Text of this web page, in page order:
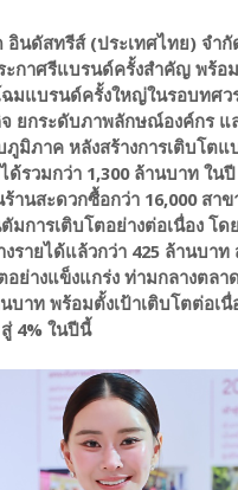
นดัสทรีส์ (ประเทศไทย) จำกั
ะกาศรีแบรนด์ครั้งสำคัญ พร้อ
มแบรนด์ครั้งใหญ่ในรอบทศว
ยกระดับภาพลักษณ์องค์กร แ
มิภาค หลังสร้างการเติบโตแ
ด้รวมกว่า 1,300 ล้านบาท ใน
านสะดวกซื้อกว่า 16,000 สา
มการเติบโตอย่างต่อเนื่อง โ
งรายได้แล้วกว่า 425 ล้านบา
ย่างแข็งแกร่ง ท่ามกลางตลา
นบาท พร้อมตั้งเป้าเติบโตต่อเ
4% ในปีนี้